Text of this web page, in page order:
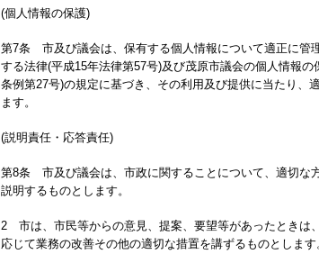
(個人情報の保護)
第7条 市及び議会は、保有する個人情報について適正に管
する法律(平成15年法律第57号)及び茂原市議会の個人情報
条例第27号)の規定に基づき、その利用及び提供に当たり、
ます。
(説明責任・応答責任)
第8条 市及び議会は、市政に関することについて、適切な
説明するものとします。
2 市は、市民等からの意見、提案、要望等があったときは
応じて業務の改善その他の適切な措置を講ずるものとします